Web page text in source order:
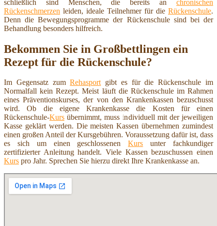
schließlich sind Menschen, die bereits an chronischen
Rückenschmerzen leiden, ideale Teilnehmer für die Rückenschule.
Denn die Bewegungsprogramme der Rückenschule sind bei der
Behandlung besonders hilfreich.
Bekommen Sie in Großbettlingen ein
Rezept für die Rückenschule?
Im Gegensatz zumRehasportgibt es für die Rückenschule im
Normalfall kein Rezept. Meist läuft die Rückenschule im Rahmen
eines Präventionskurses, der von den Krankenkassen bezuschusst
wird. Ob die eigene Krankenkasse die Kosten für einen
Rückenschule-Kurs übernimmt, muss individuell mit der jeweiligen
Kasse geklärt werden. Die meisten Kassen übernehmen zumindest
einen großen Anteil der Kursgebühren. Voraussetzung dafür ist, dass
es sich um einen geschlossenenKurs unter fachkundiger
zertifizierter Anleitung handelt. Viele Kassen bezuschussen einen
Kurs pro Jahr. Sprechen Sie hierzu direkt Ihre Krankenkasse an.